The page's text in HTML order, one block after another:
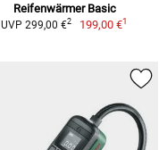
Reifenwärmer Basic
UVP 299,00 €2 199,00 €1